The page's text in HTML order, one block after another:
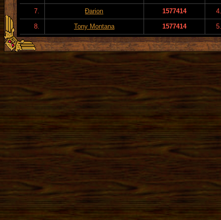
7. Đarion 1577414
8. Tony Montana 1577414